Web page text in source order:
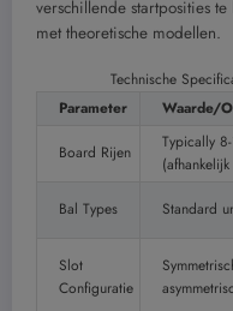
verschillende startposities
met theoretische modellen.
Technische
Parameter
Waarde/
Board Rijen
Typically
Bal Types Standard
Slot
Configuratie